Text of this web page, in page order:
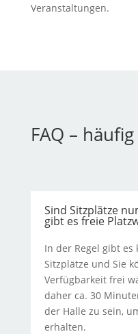
Veranstaltungen.
FAQ –
Sind Sitzplätze
gibt es freie
In der Regel gibt
Sitzplätze und Sie
Verfügbarkeit frei
daher ca. 30
der Halle zu sein,
erhalten.